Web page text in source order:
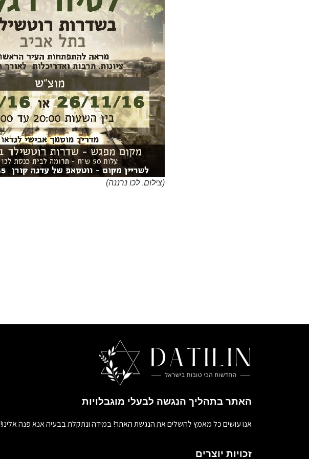
(צילום: לכו נרננה)
האתר בתהליך הנגשה לבעלי מוגבלויות
אנו עושים כל מאמץ להשלים את הנגשת האתר! במידה ונתקלת בבעיה אנא פנה אלינו!
זכויות יוצרים